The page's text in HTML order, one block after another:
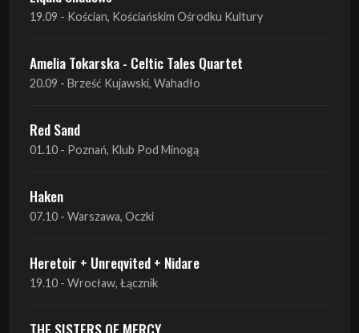
20.09 - Brześć Kujawski, Wahadło
Red Sand
Haken
Heretoir + Unreqvited + Nidare
THE SISTERS OF MERCY
22.10 - Wrocław, A2 - Centrum Koncertowe
THE SISTERS OF MERCY